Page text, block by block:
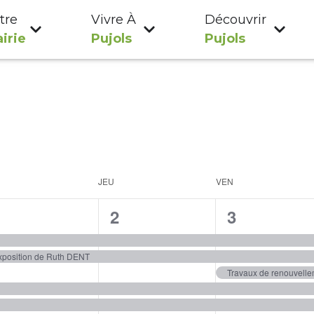
Vivre À
Pujols
Découvrir
Pujols
JEU VEN
de Ruth DENT
5
évènements,
2
7
3
Travaux de